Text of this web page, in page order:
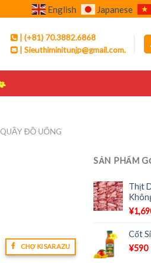
English Japanese
| (+81) 70.3882.6868
| Sieuthiminitunjp@gmail.com.
QUẦY ĐỒ UỐNG
CHỢ KISARAZU
SẢN PHẨM
Thịt
¥
Cốt
¥590